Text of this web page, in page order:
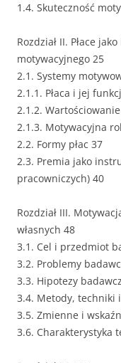
1.4. Skuteczność
Rozdział II. Płace
motywacyjnego 25
2.1. Systemy
2.1.1. Płaca i jej
2.1.2.
2.1.3. Motywacyjna
2.2. Formy płac 37
2.3. Premia jako
pracowniczych) 40
Rozdział III.
własnych 48
3.1. Cel i przedmiot
3.2. Problemy
3.3. Hipotezy
3.4. Metody, techniki
3.5. Zmienne i
3.6. Charakterystyka